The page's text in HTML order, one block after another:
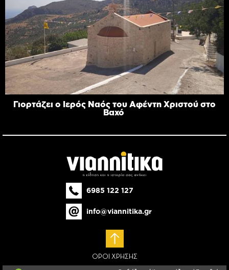
Γιορτάζει ο Ιερός Ναός του Αφέντη Χριστού στο
Βαχό
6985 122 127
info@viannitika.gr
ΟΡΟΙ ΧΡΗΣΗΣ